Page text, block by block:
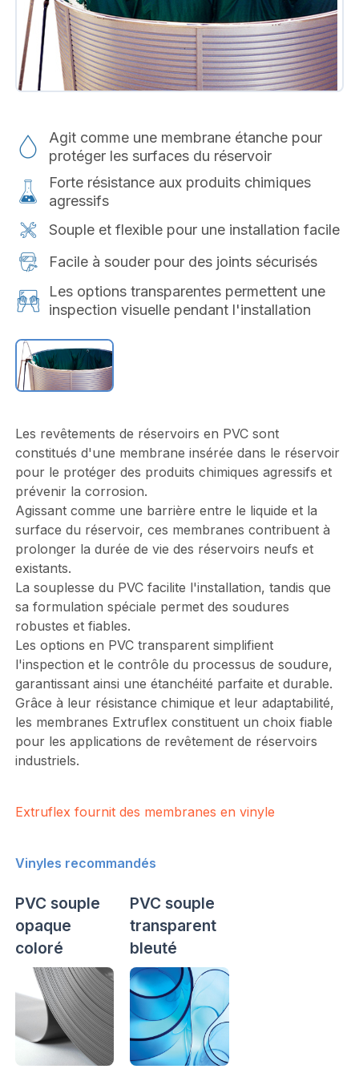
Agit comme une membrane étanche pour
protéger les surfaces du réservoir
Forte résistance aux produits chimiques
agressifs
Souple et flexible pour une installation facile
Facile à souder pour des joints sécurisés
Les options transparentes permettent une
inspection visuelle pendant l'installation
Les revêtements de réservoirs en PVC sont
constitués d'une membrane insérée dans le réservoir
pour le protéger des produits chimiques agressifs et
prévenir la corrosion.
Agissant comme une barrière entre le liquide et la
surface du réservoir, ces membranes contribuent à
prolonger la durée de vie des réservoirs neufs et
existants.
La souplesse du PVC facilite l'installation, tandis que
sa formulation spéciale permet des soudures
robustes et fiables.
Les options en PVC transparent simplifient
l'inspection et le contrôle du processus de soudure,
garantissant ainsi une étanchéité parfaite et durable.
Grâce à leur résistance chimique et leur adaptabilité,
les membranes Extruflex constituent un choix fiable
pour les applications de revêtement de réservoirs
industriels.
Extruflex fournit des membranes en vinyle
Vinyles recommandés
PVC souple
opaque
coloré
PVC souple
transparent
bleuté